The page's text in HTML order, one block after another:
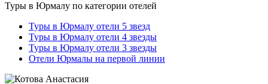
Туры в Юрмалу по категории отелей
Туры в Юрмалу отели 5 звезд
Туры в Юрмалу отели 4 звезды
Туры в Юрмалу отели 3 звезды
Отели Юрмалы на первой линии